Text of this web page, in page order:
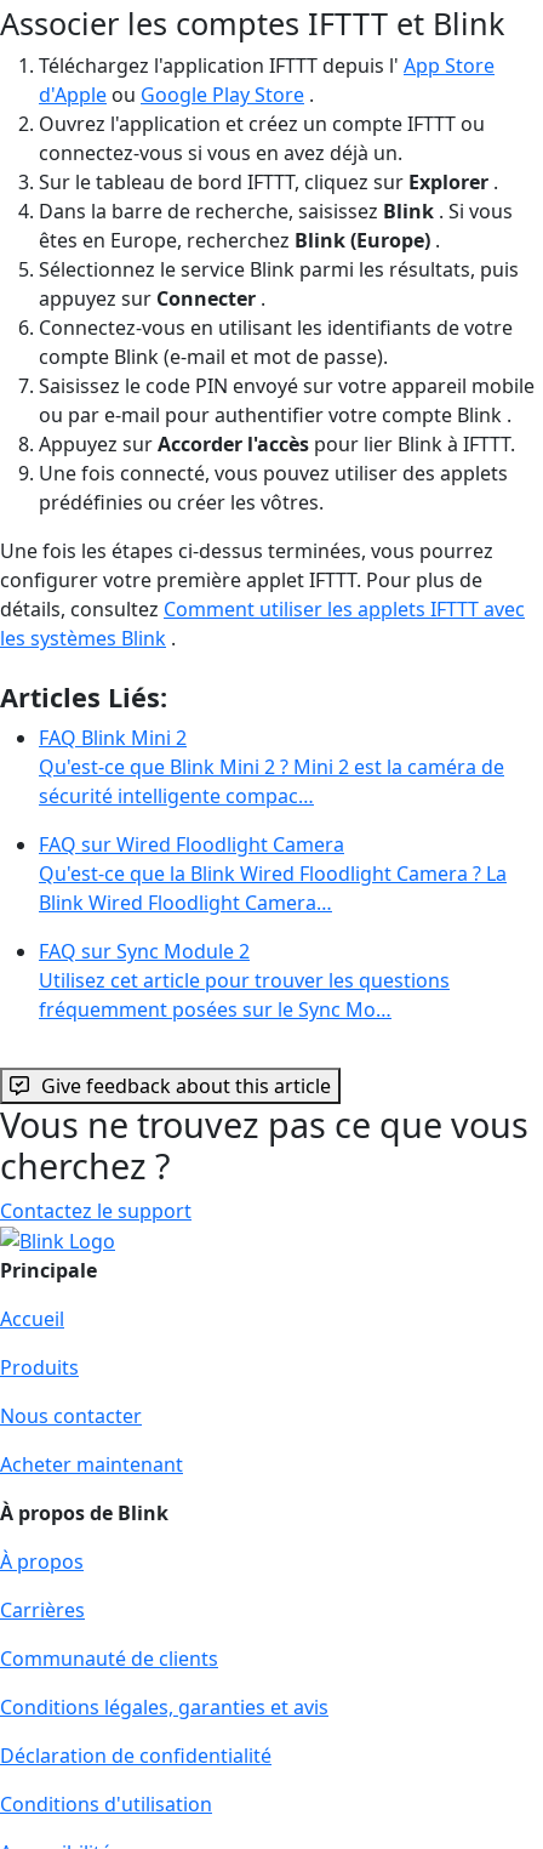
Associer les comptes IFTTT et Blink
Téléchargez l'application IFTTT depuis l' App Store
d'Apple ou Google Play Store .
Ouvrez l'application et créez un compte IFTTT ou
connectez-vous si vous en avez déjà un.
Sur le tableau de bord IFTTT, cliquez sur Explorer .
Dans la barre de recherche, saisissez Blink . Si vous
êtes en Europe, recherchez Blink (Europe) .
Sélectionnez le service Blink parmi les résultats, puis
appuyez sur Connecter .
Connectez-vous en utilisant les identifiants de votre
compte Blink (e-mail et mot de passe).
Saisissez le code PIN envoyé sur votre appareil mobile
ou par e-mail pour authentifier votre compte Blink .
Appuyez surAccorder l'accès pour lier Blink à IFTTT.
Une fois connecté, vous pouvez utiliser des applets
prédéfinies ou créer les vôtres.
Une fois les étapes ci-dessus terminées, vous pourrez
configurer votre première applet IFTTT. Pour plus de
détails, consultez Comment utiliser les applets IFTTT avec
les systèmes Blink .
Articles Liés:
FAQ Blink Mini 2
Qu'est-ce que Blink Mini 2 ? Mini 2 est la caméra de
sécurité intelligente compac…
FAQ sur Wired Floodlight Camera
Qu'est-ce que la Blink Wired Floodlight Camera ? La
Blink Wired Floodlight Camera…
FAQ sur Sync Module 2
Utilisez cet article pour trouver les questions
fréquemment posées sur le Sync Mo…
Give feedback about this article
Vous ne trouvez pas ce que vous
cherchez ?
Contactez le support
Principale
Accueil
Produits
Nous contacter
Acheter maintenant
À propos de Blink
À propos
Carrières
Communauté de clients
Conditions légales, garanties et avis
Déclaration de confidentialité
Conditions d'utilisation